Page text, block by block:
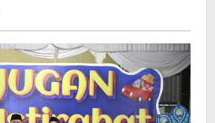
Pasar
Ngrawan
Gagah
Saputra